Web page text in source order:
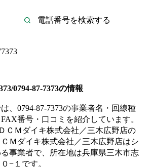
0794-87-7373の情報
、 0794-87-7373の事業者名・回線種
番号・口コミを紹介しています。
ＤＣＭダイキ株式会社／三木広野店の
ＣＭダイキ株式会社／三木広野店はシ
事業者で、所在地は兵庫県三木市志
−１ です。